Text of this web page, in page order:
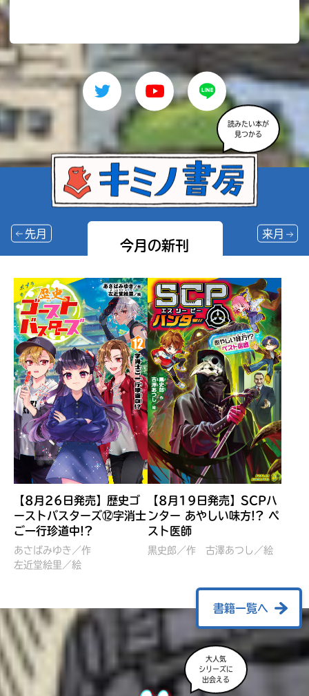
読みたい本が
見つかる
今月の新刊
先月 来月
ぼくたちのマインクラフト
冒険記 エンチャント剣
VS暴走モブ
営委員会／協力
レッツゴー！まいぜんシス
ターズ とつぜん、王様に
佐久間さのすけ／絵
【8月26日発売】歴史ゴ
ーストバスターズ⑫字消士
ご一行珍道中!?
あさばみゆき／作
左近堂絵里／絵
【8月19日発売】SCPハ
ンター あやしい味方!? ペ
スト医師
黒史郎／作 古澤あつし／絵
書籍一覧へ
大人気
シリーズに
出会える